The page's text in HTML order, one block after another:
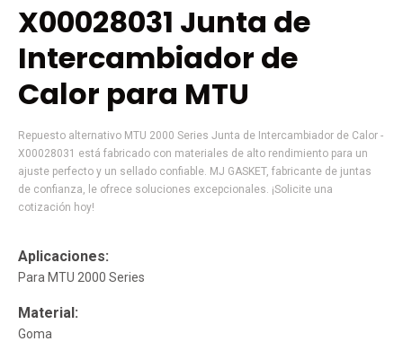
X00028031 Junta de
Intercambiador de
Calor para MTU
Repuesto alternativo MTU 2000 Series Junta de Intercambiador de Calor -
X00028031 está fabricado con materiales de alto rendimiento para un
ajuste perfecto y un sellado confiable. MJ GASKET, fabricante de juntas
de confianza, le ofrece soluciones excepcionales. ¡Solicite una
cotización hoy!
Aplicaciones:
Para MTU 2000 Series
Material:
Goma